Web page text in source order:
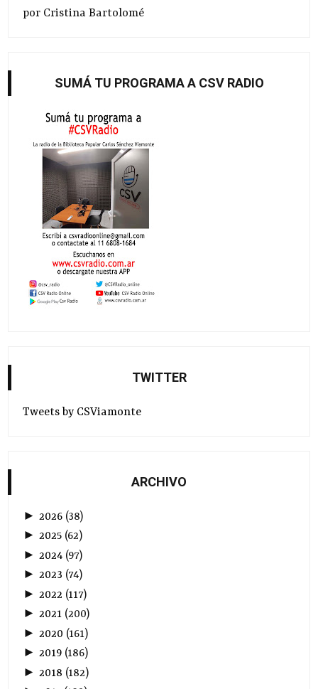
por Cristina Bartolomé
SUMÁ TU PROGRAMA A CSV RADIO
TWITTER
Tweets by CSViamonte
ARCHIVO
► 2026 (38)
►2025 (62)
► 2024 (97)
►2023 (74)
► 2022 (117)
►2021 (200)
► 2020 (161)
►2019 (186)
► 2018 (182)